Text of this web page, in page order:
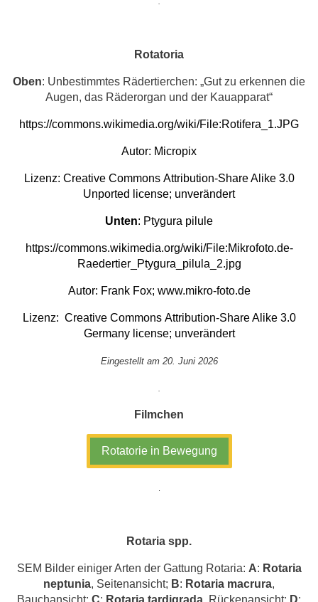
Rotatoria
Oben: Unbestimmtes Rädertierchen: „Gut zu erkennen die
Augen, das Räderorgan und der Kauapparat“
https://commons.wikimedia.org/wiki/File:Rotifera_1.JPG
Autor: Micropix
Lizenz: Creative Commons Attribution-Share Alike 3.0
Unported
license; unverändert
Unten: Ptygura pilule
https://commons.wikimedia.org/wiki/File:Mikrofoto.de-
Raedertier_Ptygura_pilula_2.jpg
Autor: Frank Fox; www.mikro-foto.de
Lizenz: Creative Commons Attribution-Share Alike 3.0
Germanylicense; unverändert
Eingestellt am 20. Juni 2026
Filmchen
Rotatorie in Bewegung
Rotaria spp.
SEM Bilder einiger Arten der Gattung Rotaria: A: Rotaria
neptunia, Seitenansicht; B: Rotaria macrura,
Bauchansicht; C: Rotaria tardigrada , Rückenansicht; D: